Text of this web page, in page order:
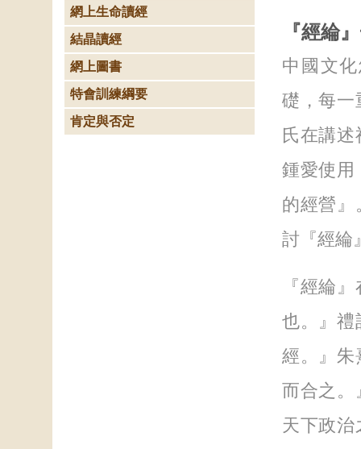
『經綸
中國文
礎，每一
氏在講
鍾愛使用
的經營』
討『經綸
『經綸
也。』禮
經。』朱
而合之。
天下政治
網上生命讀經
結晶讀經
網上圖書
特會訓練綱要
肯定與否定